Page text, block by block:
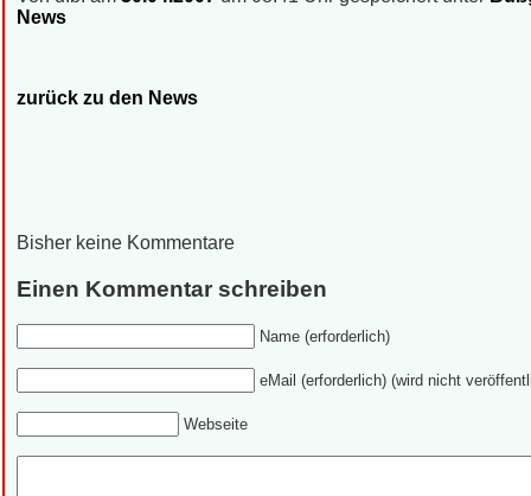
News
zurück zu den News
Bisher keine Kommentare
Einen Kommentar schreiben
Name (erforderlich)
eMail (erforderlich) (wird nicht
Webseite